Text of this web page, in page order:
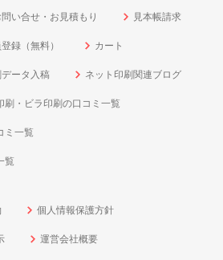
問い合せ・お見積もり 見本帳請求
録（無料） カート
データ入稿 ネット印刷関連ブログ
刷・ビラ印刷の口コミ一覧
ミ一覧
覧
個人情報保護方針
運営会社概要